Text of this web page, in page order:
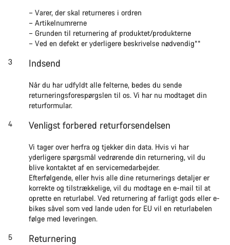
– Varer, der skal returneres i ordren
– Artikelnumrerne
– Grunden til returnering af produktet/produkterne
– Ved en defekt er yderligere beskrivelse nødvendig**
Indsend
Når du har udfyldt alle felterne, bedes du sende
returneringsforespørgslen til os. Vi har nu modtaget din
returformular.
Venligst forbered returforsendelsen
Vi tager over herfra og tjekker din data. Hvis vi har
yderligere spørgsmål vedrørende din returnering, vil du
blive kontaktet af en servicemedarbejder.
Efterfølgende, eller hvis alle dine returnerings detaljer er
korrekte og tilstrækkelige, vil du modtage en e-mail til at
oprette en returlabel. Ved returnering af farligt gods eller e-
bikes såvel som ved lande uden for EU vil en returlabelen
følge med leveringen.
Returnering